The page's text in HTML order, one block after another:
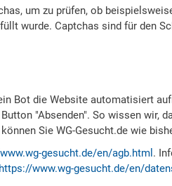
um zu prüfen, ob
wurde. Captchas sind für den
Bot die Website automatisiert
"Absenden". So wissen wir,
Sie WG-Gesucht.de wie
gesucht.de/en/agb.html .
https://www.wg-gesucht.de/en/